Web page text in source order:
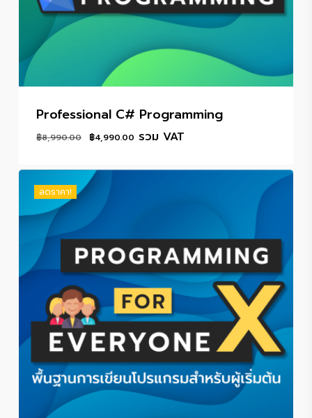
Professional C# Programming
฿8,990.00
Original
was:
฿8,990.00.
฿4,990.00Current
is:
รวม VAT
ลดราคา!